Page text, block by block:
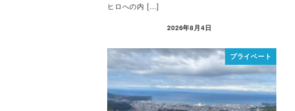
ヒロへの内 […]
2026年8月4日
プライベート